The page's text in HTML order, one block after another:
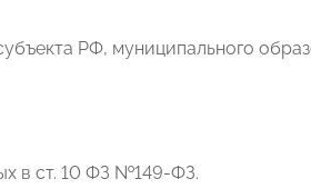
РФ, муниципального
в ст. 10 ФЗ №149-ФЗ.